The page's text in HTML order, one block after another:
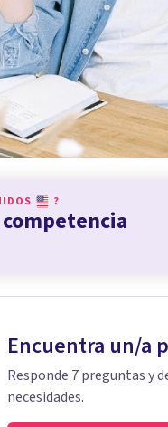
?
Encuentra un/a
Responde 7 preguntas y
necesidades.